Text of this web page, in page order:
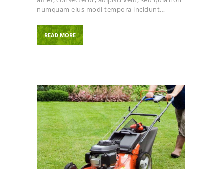
numquam eius modi tempora incidunt…
READ MORE